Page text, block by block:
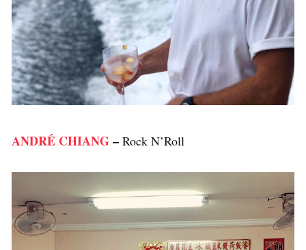
ANDRÉ CHIANG– Rock N’Roll